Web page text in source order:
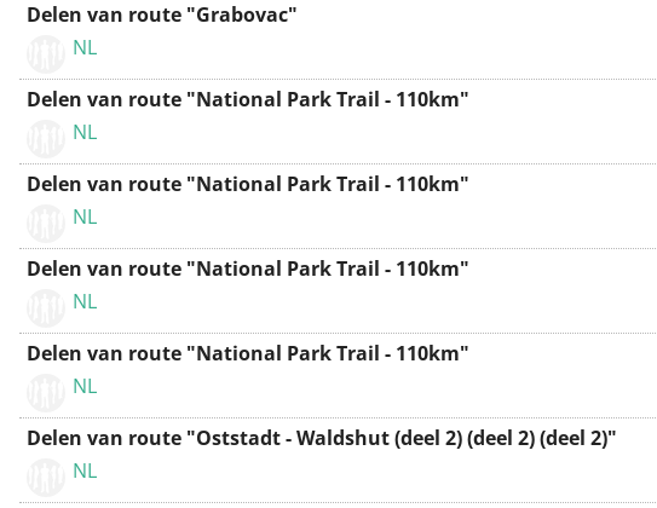
Delen van route "Grabovac"
NL
Delen van route "National Park Trail - 110km"
NL
Delen van route "National Park Trail - 110km"
NL
Delen van route "National Park Trail - 110km"
NL
Delen van route "National Park Trail - 110km"
NL
Delen van route "Oststadt - Waldshut (deel 2) (deel 2) (deel 2)"
NL